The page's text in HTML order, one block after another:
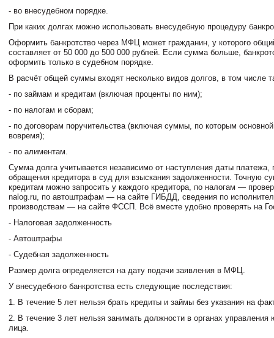
- во внесудебном порядке.
При каких долгах можно использовать внесудебную процедуру
Оформить банкротство через МФЦ может гражданин, у которого
составляет от 50 000 до 500 000 рублей. Если сумма больше,
оформить только в судебном порядке.
В расчёт общей суммы входят несколько видов долгов, в том числе
- по займам и кредитам (включая проценты по ним);
- по налогам и сборам;
- по договорам поручительства (включая суммы, по которым
вовремя);
- по алиментам.
Сумма долга учитывается независимо от наступления даты платежа,
обращения кредитора в суд для взыскания задолженности. Точную
кредитам можно запросить у каждого кредитора, по налогам —
nalog.ru, по автоштрафам — на сайте ГИБДД, сведения по
производствам — на сайте ФССП. Всё вместе удобно проверять на
- Налоговая задолженность
- Автоштрафы
- Судебная задолженность
Размер долга определяется на дату подачи заявления в МФЦ.
У внесудебного банкротства есть следующие последствия:
1. В течение 5 лет нельзя брать кредиты и займы без указания на
2. В течение 3 лет нельзя занимать должности в органах управления
лица.